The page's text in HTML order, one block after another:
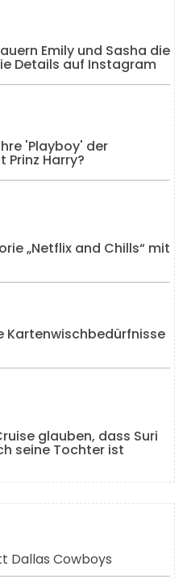
Emily und Sasha die
Details auf Instagram
'Playboy' der
Prinz Harry?
„Netflix and Chills“ mit
Kartenwischbedürfnisse
glauben, dass Suri
seine Tochter ist
Dallas Cowboys